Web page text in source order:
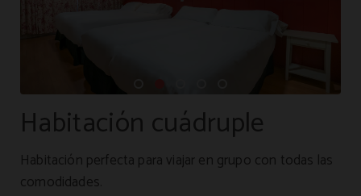
Habitación cuádruple
Habitación perfecta para viajar en grupo con todas las
comodidades.